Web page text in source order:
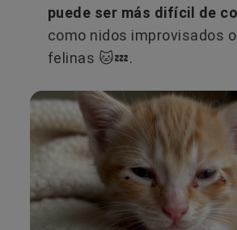
puede ser más difícil de
como nidos improvisados
felinas 🐱💤.